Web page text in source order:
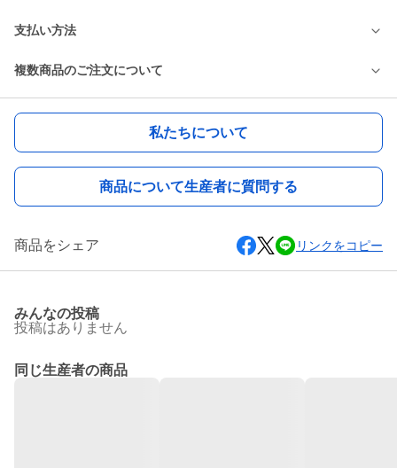
支払い方法
複数商品のご注文について
私たちについて
商品について生産者に質問する
商品をシェア リンクをコピー
みんなの投稿
投稿はありません
同じ生産者の商品